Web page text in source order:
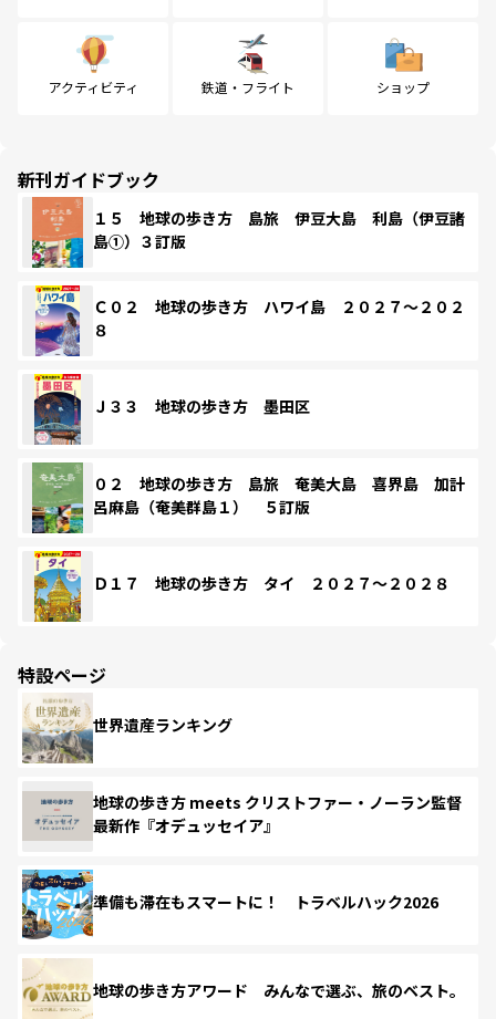
アクティビティ 鉄道・フライト ショップ
新刊ガイドブック
１５ 地球の歩き方 島旅 伊豆大島 利島（伊豆諸
島①）３訂版
Ｃ０２ 地球の歩き方 ハワイ島 ２０２７～２０２
８
Ｊ３３ 地球の歩き方 墨田区
０２ 地球の歩き方 島旅 奄美大島 喜界島 加計
呂麻島（奄美群島１） ５訂版
Ｄ１７ 地球の歩き方 タイ ２０２７～２０２８
特設ページ
世界遺産ランキング
地球の歩き方 meets クリストファー・ノーラン監督
最新作『オデュッセイア』
準備も滞在もスマートに！ トラベルハック2026
地球の歩き方アワード みんなで選ぶ、旅のベスト。